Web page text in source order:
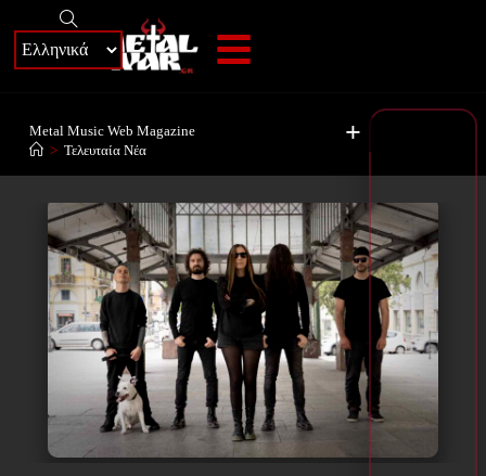
+
Metal Music Web Magazine
> Τελευταία Νέα